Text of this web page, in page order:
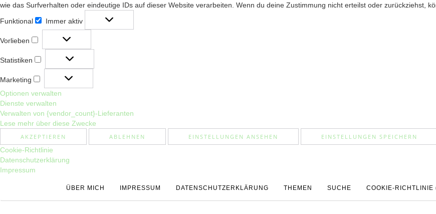
wie das Surfverhalten oder eindeutige IDs auf dieser Website verarbeiten. Wenn du deine Zustimmung nicht erteilst oder zurückziehst,
Funktional
Funktional
Immer aktiv
Vorlieben
Vorlieben
Statistiken
Statistiken
Marketing
Marketing
Optionen verwalten
Dienste verwalten
Verwalten von {vendor_count}-Lieferanten
Lese mehr über diese Zwecke
AKZEPTIEREN ABLEHNEN EINSTELLUNGEN ANSEHEN EINSTELLUNGEN SPEICHERN
Cookie-Richtlinie
Datenschutzerklärung
Impressum
ÜBER MICH IMPRESSUM DATENSCHUTZERKLÄRUNG THEMEN SUCHE COOKIE-RICHTLINIE